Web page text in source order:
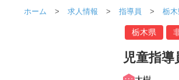
ホーム
求人情報 指導員 栃
栃木県
児童指